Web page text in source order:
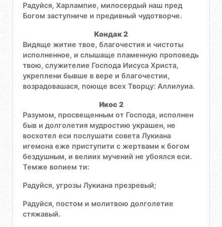
Радуйся, Харлампие, милосердый наш пред
Богом заступниче и предивный чудотворче.
Кондак 2
Видяще житие твое, благочестия и чистоты
исполненное, и слышаще пламенную проповедь
твою, служителие Господа Иисуса Христа,
укреплени бывше в вере и благочестии,
возрадовашася, поюще всех Творцу: Аллилуиа.
Икос 2
Разумом, просвещенным от Господа, исполнен
быв и долголетия мудростию украшен, не
восхотел еси послушати совета Лукиана
игемона еже приступити с жертвами к богом
бездушным, и велиих мучений не убоялся еси.
Темже вопием ти:
Радуйся, угрозы Лукиана презревый;
Радуйся, постом и молитвою долголетие
стяжавый.